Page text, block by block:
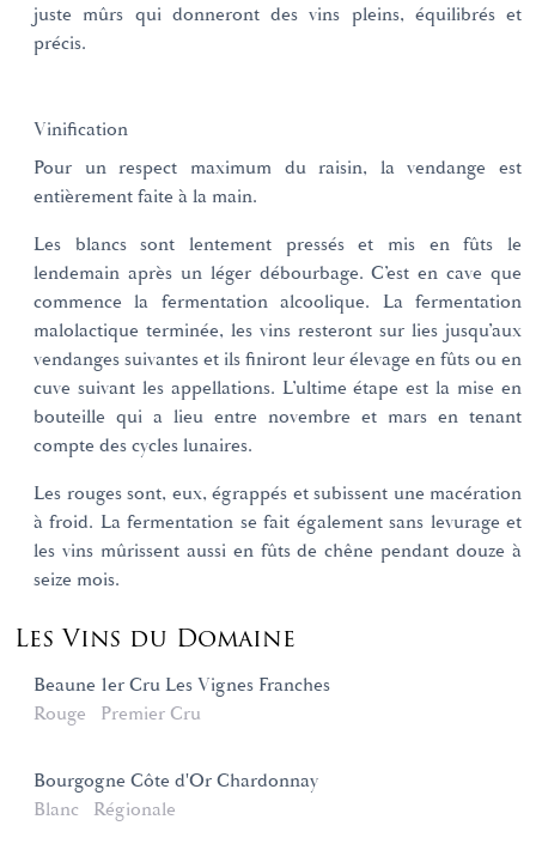
juste mûrs qui donneront des vins pleins, équilibrés et
précis.
Vinification
Pour un respect maximum du raisin, la vendange est
entièrement faite à la main.
Les blancs sont lentement pressés et mis en fûts le
lendemain après un léger débourbage. C’est en cave que
commence la fermentation alcoolique. La fermentation
malolactique terminée, les vins resteront sur lies jusqu’aux
vendanges suivantes et ils finiront leur élevage en fûts ou en
cuve suivant les appellations. L’ultime étape est la mise en
bouteille qui a lieu entre novembre et mars en tenant
compte des cycles lunaires.
Les rouges sont, eux, égrappés et subissent une macération
à froid. La fermentation se fait également sans levurage et
les vins mûrissent aussi en fûts de chêne pendant douze à
seize mois.
Les Vins du Domaine
Beaune 1er Cru Les Vignes Franches
Rouge
Premier Cru
Bourgogne Côte d'Or Chardonnay
Blanc
Régionale